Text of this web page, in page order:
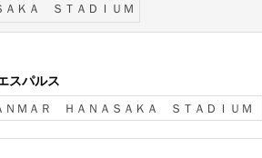
ＡＫＡ ＳＴＡＤＩＵＭ
スパルス
ＮＭＡＲ ＨＡＮＡＳＡＫＡ ＳＴＡＤＩＵＭ